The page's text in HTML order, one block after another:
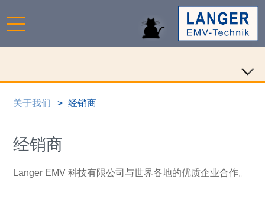
关于我们 经销商
经销商
Langer EMV 科技有限公司与世界各地的优质企业合作。